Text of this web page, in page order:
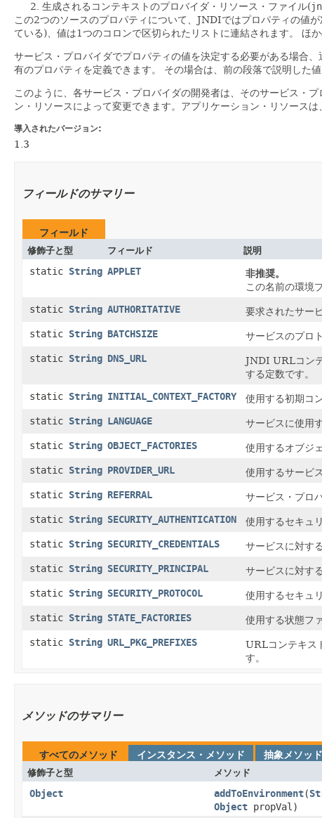
生成されるコンテキストのプロバイダ・リソース・ファイル(
この2つのソースのプロパティについて、JNDIではプロパティの値が
ている)、値は1つのコロンで区切られたリストに連結されます。
ほ
サービス・プロバイダでプロパティの値を決定する必要がある場合、
有のプロパティを定義できます。
その場合は、前の段落で説明した
このように、各サービス・プロバイダの開発者は、そのサービス・
ン・リソースによって変更できます。アプリケーション・リソースは
導入されたバージョン:
1.3
フィールドのサマリー
フィールド
修飾子と型 フィールド 説明
static String APPLET
非推奨。
この名前の環境
static String AUTHORITATIVE 要求されたサー
static String BATCHSIZE サービスのプロ
static String DNS_URL
JNDI URLコン
する定数です。
static String INITIAL_CONTEXT_FACTORY 使用する初期コ
static String LANGUAGE サービスに使用
static String OBJECT_FACTORIES 使用するオブジ
static String PROVIDER_URL 使用するサービ
static String REFERRAL サービス・プロ
static String SECURITY_AUTHENTICATION 使用するセキュ
static String SECURITY_CREDENTIALS サービスに対す
static String SECURITY_PRINCIPAL サービスに対す
static String SECURITY_PROTOCOL 使用するセキュ
static String STATE_FACTORIES 使用する状態フ
static String URL_PKG_PREFIXES
URLコンテキス
す。
メソッドのサマリー
すべてのメソッド インスタンス・メソッド 抽象メソッド
修飾子と型 メソッド
Object addToEnvironment​(
Object propVal)